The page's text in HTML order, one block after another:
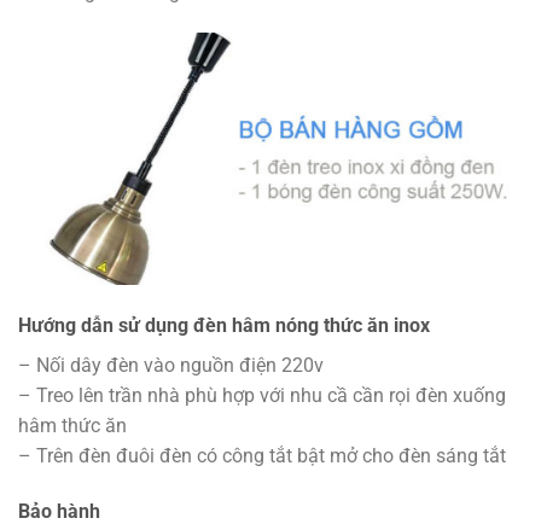
Hướng dẫn sử dụng đèn hâm nóng thức ăn inox
– Nối dây đèn vào nguồn điện 220v
– Treo lên trần nhà phù hợp với nhu cầ cần rọi đèn xuống
hâm thức ăn
– Trên đèn đuôi đèn có công tắt bật mở cho đèn sáng tắt
Bảo hành